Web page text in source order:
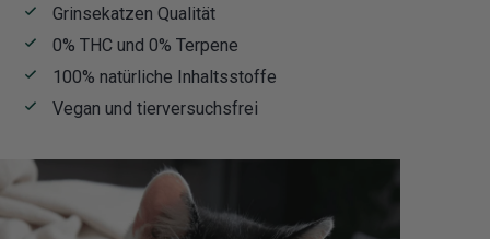
Grinsekatzen Qualität
0% THC und 0% Terpene
100% natürliche Inhaltsstoffe
Vegan und tierversuchsfrei